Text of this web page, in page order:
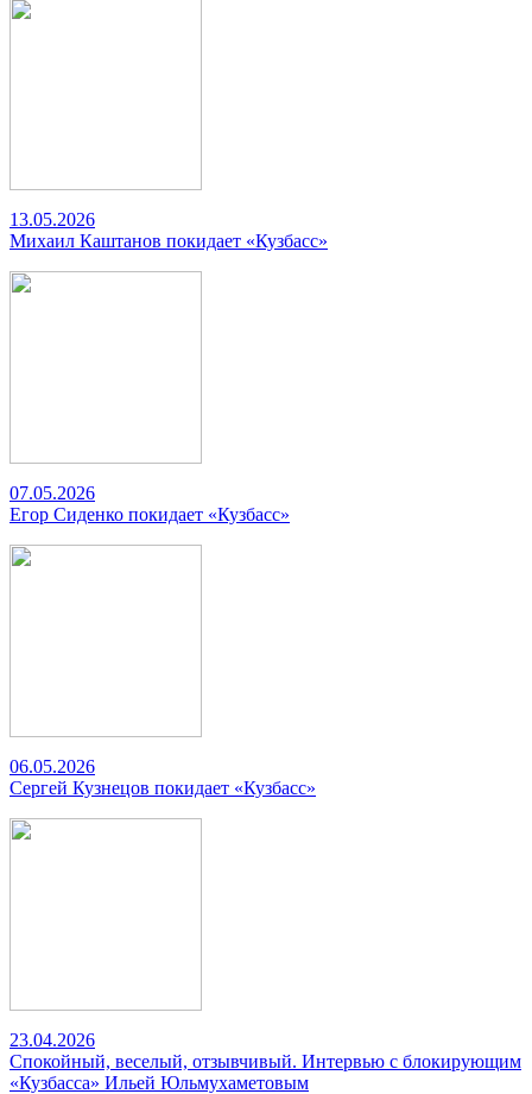
13.05.2026
Михаил Каштанов покидает «Кузбасс»
07.05.2026
Егор Сиденко покидает «Кузбасс»
06.05.2026
Сергей Кузнецов покидает «Кузбасс»
23.04.2026
Спокойный, веселый, отзывчивый. Интервью с блокирующим
«Кузбасса» Ильей Юльмухаметовым